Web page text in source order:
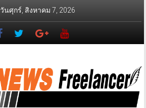
วันศุกร์, สิงหาคม 7, 2026